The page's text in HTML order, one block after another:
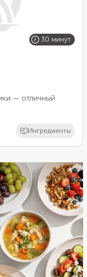
30 минут
— отличный
Ингредиенты